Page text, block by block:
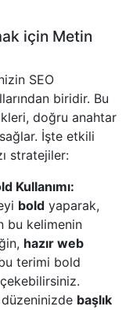
için Metin
SEO
biridir. Bu
doğru anahtar
İşte etkili
stratejiler:
Kullanımı:
bold yaparak,
bu kelimenin
hazır web
terimi bold
başlık